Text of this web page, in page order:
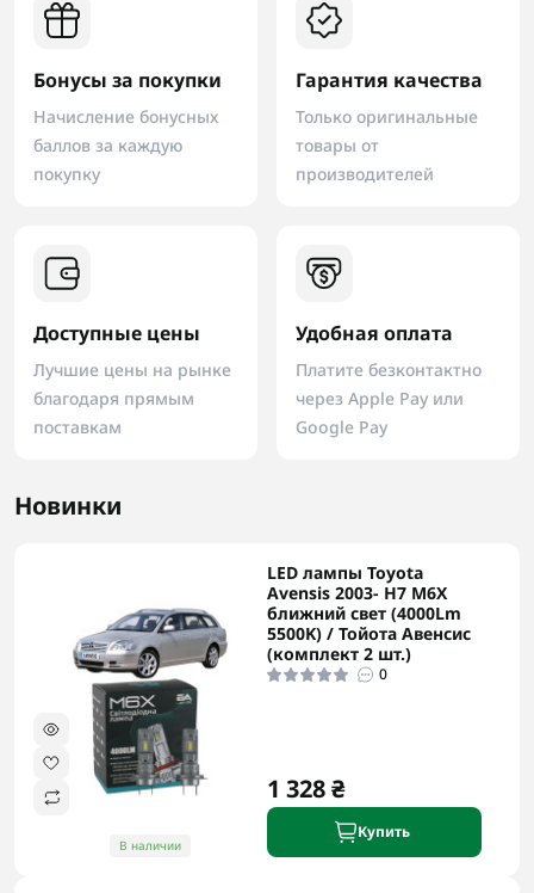
Бонусы за покупки
Начисление бонусных
баллов за каждую
покупку
Гарантия качества
Только оригинальные
товары от
производителей
Доступные цены
Лучшие цены на рынке
благодаря прямым
поставкам
Удобная оплата
Платите безконтактно
через Apple Pay или
Google Pay
Новинки
В наличии
LED лампы Toyota
Avensis 2003- H7 M6X
ближний свет (4000Lm
5500K) / Тойота Авенсис
(комплект 2 шт.)
0
1 328 ₴
Купить